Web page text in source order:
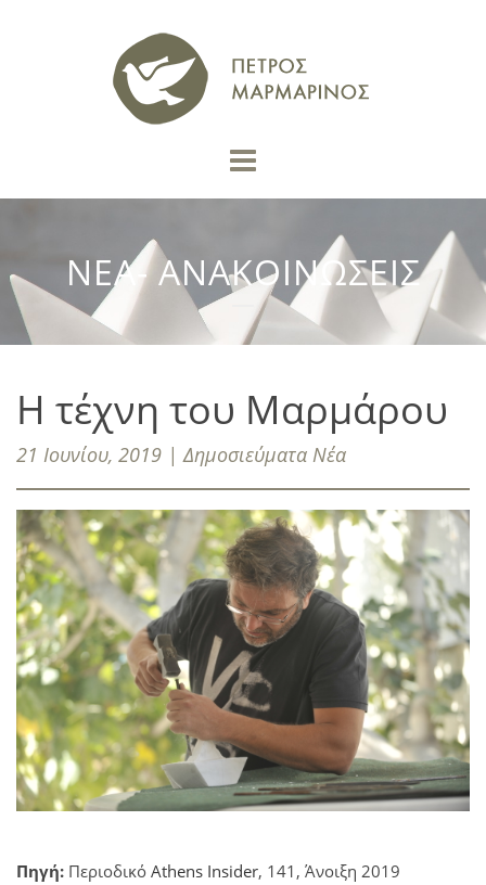
ΝΕΑ- ΑΝΑΚΟΙΝΩΣΕΙΣ
Η τέχνη του Μαρμάρου
21 Ιουνίου, 2019 | Δημοσιεύματα Νέα
Πηγή: Περιοδικό Athens Insider, 141, Άνοιξη 2019